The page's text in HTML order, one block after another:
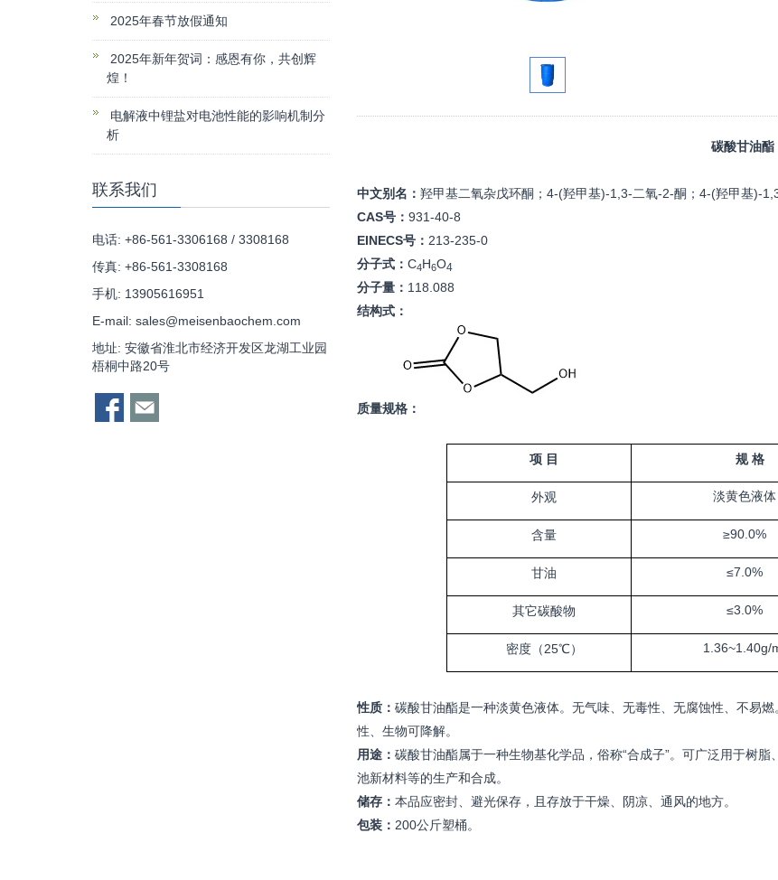
碳酸甘油酯
中文别名： 羟甲基二氧杂戊环酮； 4-(羟甲基)-1,3-二氧-2-酮； 4-(羟甲基)-
CAS号： 931-40-8
EINECS号： 213-235-0
分子式： C4H6O4
分子量： 118.088
结构式：
质量规格：
项 目 规 格
外观 淡黄色液体
含量 ≥90.0%
甘油 ≤7.0%
其它碳酸物 ≤3.0%
密度（25℃） 1.36~1.40g/
性质： 碳酸甘油酯是一种淡黄色液体。 无气味、无毒性、无腐蚀性、 不易燃
性、生物可降解。
用途： 碳酸甘油酯属于一种生物基化学品，俗称“合成子”。可广泛用于树
池新材料等的生产和合成。
储存： 本品应密封、避光保存，且存放于干燥、阴凉、通风的地方。
包装： 200公斤塑桶。
2025年春节放假通知
2025年新年贺词：感恩有你，共创辉
煌！
电解液中锂盐对电池性能的影响机制分
析
联系我们
电话: +86-561-3306168 / 3308168
传真: +86-561-3308168
手机: 13905616951
E-mail: sales@meisenbaochem.com
地址: 安徽省淮北市经济开发区龙湖工业园
梧桐中路20号